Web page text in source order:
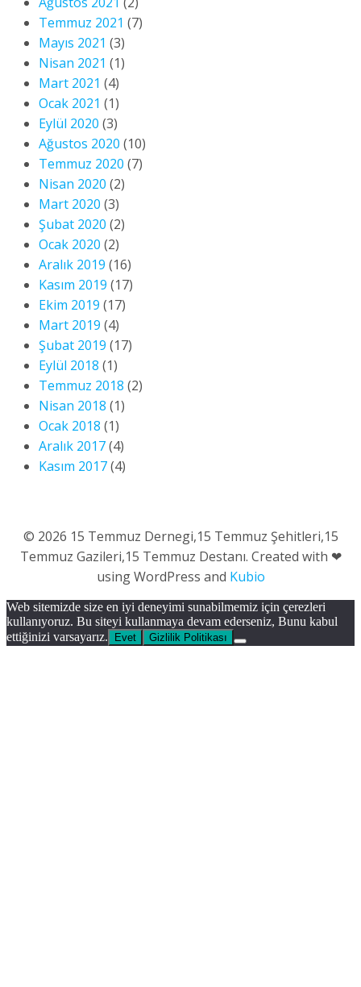
Temmuz 2021 (7)
Mayıs 2021 (3)
Nisan 2021 (1)
Mart 2021 (4)
Ocak 2021 (1)
Eylül 2020 (3)
Ağustos 2020 (10)
Temmuz 2020 (7)
Nisan 2020 (2)
Mart 2020 (3)
Şubat 2020 (2)
Ocak 2020 (2)
Aralık 2019 (16)
Kasım 2019 (17)
Ekim 2019 (17)
Mart 2019 (4)
Şubat 2019 (17)
Eylül 2018 (1)
Temmuz 2018 (2)
Nisan 2018 (1)
Ocak 2018 (1)
Aralık 2017(4)
Kasım 2017(4)
© 2026 15 Temmuz Dernegi,15 Temmuz Şehitleri,15
Temmuz Gazileri,15 Temmuz Destanı. Created with ❤
using WordPress and Kubio
Web sitemizde size en iyi deneyimi sunabilmemiz için çerezleri
kullanıyoruz. Bu siteyi kullanmaya devam ederseniz, Bunu kabul
ettiğinizi varsayarız.
Evet Gizlilik Politikası